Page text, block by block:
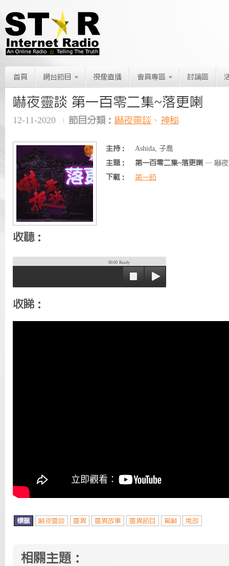
首頁 網台節目 » 視像直播 會員專區 » 討論區
嚇夜靈談 第一百零二集~落更喇
12-11-2020 節目分類： 嚇夜靈談 、 神秘
主持：
Ashida, 子喬
主題：
第一百零二集~落更喇 — 嚇夜
下載：
第一節
收聽：
00:00 Ready
收睇：
標籤 嚇夜靈談 靈異 靈異故事 靈異節目 驚嚇 鬼故
相關主題：